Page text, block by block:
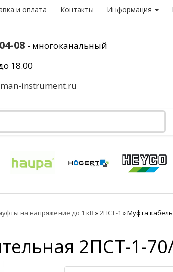
и оплата Контакты Информация
08 - многоканальный
18.00
instrument.ru
на напряжение до 1 кВ »2ПСТ-1 »Муфта
2ПСТ-1-